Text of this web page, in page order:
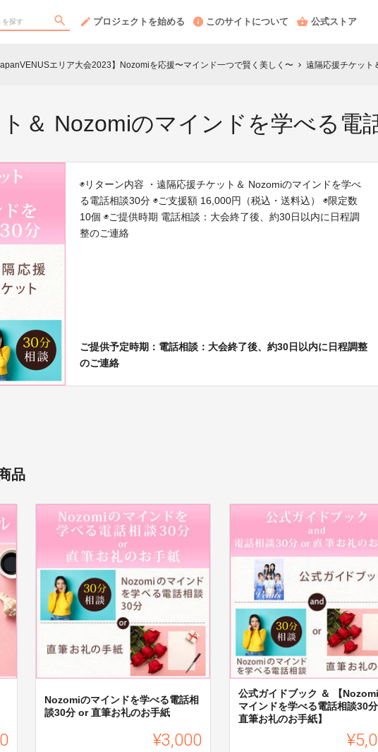
プロジェクトを始める このサイトについて 公式ストア
エリア大会2023】Nozomiを応援〜マインド一つで賢く美しく〜 chevron_right 遠隔応援チケット
＆ Nozomiのマインドを学べる電
◉リターン内容 ・遠隔応援チケット＆ Nozomiのマインドを学べ
る電話相談30分 ◉ご支援額 16,000円（税込・送料込） ◉限定数
10個 ◉ご提供時期 電話相談：大会終了後、約30日以内に日程調
整のご連絡
ご提供予定時期：電話相談：大会終了後、約30日以内に日程調整
のご連絡
品
Nozomiのマインドを学べる電話相
談30分 or 直筆お礼のお手紙
¥3,000
公式ガイドブック ＆ 【
マインドを学べる電話相談30
直筆お礼のお手紙】